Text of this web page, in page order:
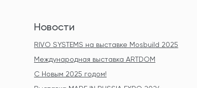
Новости
RIVO SYSTEMS на выставке Mosbuild 2025
Международная выставка ARTDOM
С Новым 2025 годом!